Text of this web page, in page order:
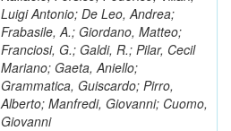
Luigi Antonio; De Leo, Andrea;
Frabasile, A.; Giordano, Matteo;
Franciosi, G.; Galdi, R.; Pilar, Cecil
Mariano; Gaeta, Aniello;
Grammatica, Guiscardo; Pirro,
Alberto; Manfredi, Giovanni; Cuomo,
Giovanni